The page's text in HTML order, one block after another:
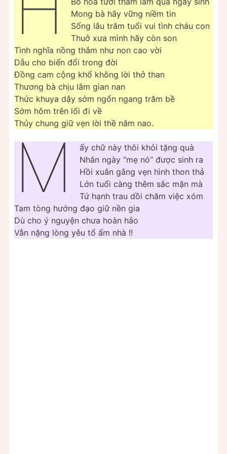
Mong bà hãy vững niềm tin
Sống lâu trăm tuổi vui tình cháu con
Thuở xưa mình hãy còn son
Tình nghĩa nồng thắm như non cao vời
Dẫu cho biến đổi trong đời
Đồng cam cộng khổ không lời thở than
Thương bà chịu lắm gian nan
Thức khuya dậy sớm ngổn ngang trăm bề
Sớm hôm trên lối đi về
Thủy chung giữ vẹn lời thề năm nao.
M
ấy chữ này thôi khỏi tặng quà
Nhân ngày “mẹ nó” được sinh ra
Hồi xuân gắng vẹn hình thon thả
Lớn tuổi càng thêm sắc mặn mà
Tứ hạnh trau dồi chăm việc xóm
Tam tòng hướng đạo giữ nền gia
Dù cho ý nguyện chưa hoàn hảo
Vẫn nặng lòng yêu tổ ấm nhà !!